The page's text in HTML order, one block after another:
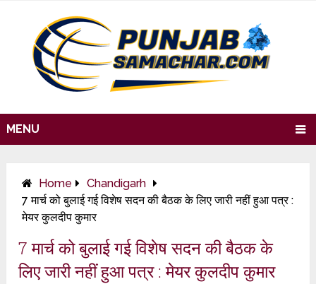
MENU
Home
Chandigarh
7 मार्च को बुलाई गई विशेष सदन की बैठक के लिए जारी नहीं हुआ पत्र :
मेयर कुलदीप कुमार
7 मार्च को बुलाई गई विशेष सदन की बैठक के
लिए जारी नहीं हुआ पत्र : मेयर कुलदीप कुमार